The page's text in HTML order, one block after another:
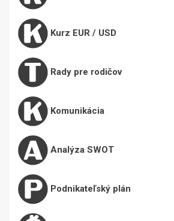
Kurz EUR / USD
Rady pre rodičov
Komunikácia
Analýza SWOT
Podnikateľský plán